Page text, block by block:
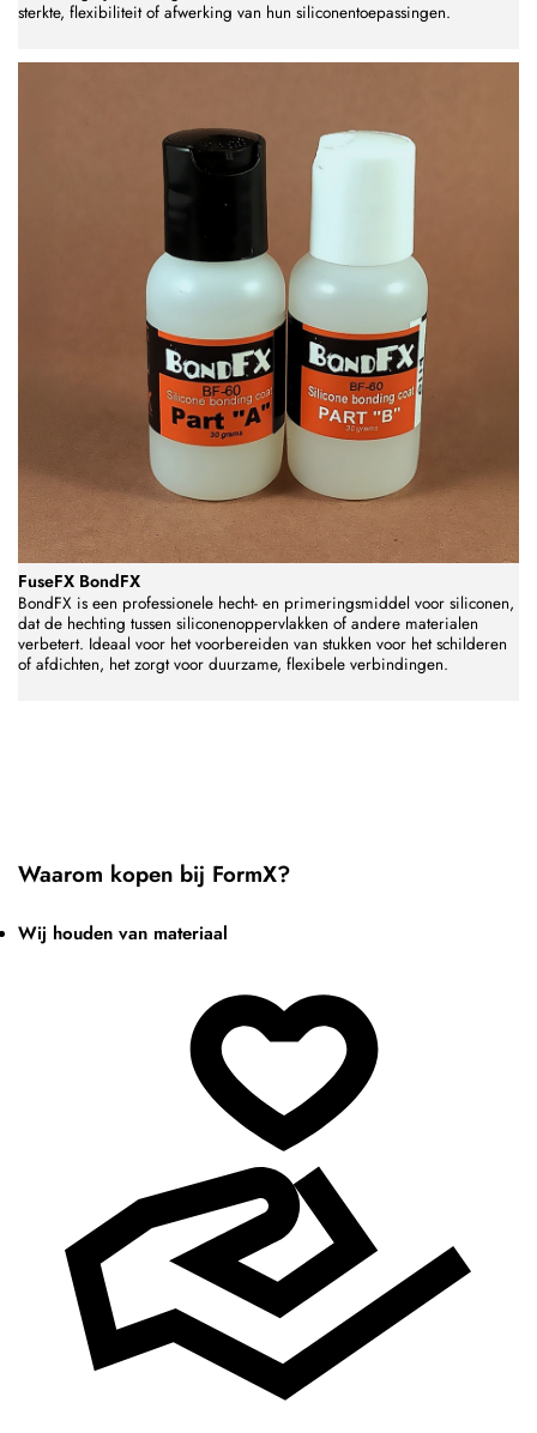
sterkte, flexibiliteit of afwerking van hun siliconentoepassingen.
FuseFX BondFX
BondFX is een professionele hecht- en primeringsmiddel voor siliconen,
dat de hechting tussen siliconenoppervlakken of andere materialen
verbetert. Ideaal voor het voorbereiden van stukken voor het schilderen
of afdichten, het zorgt voor duurzame, flexibele verbindingen.
Waarom kopen bij FormX?
Wij houden van materiaal